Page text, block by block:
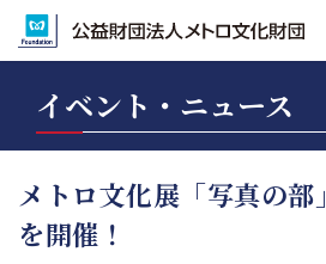
イベント・ニュース
メトロ文化展「写真の部
を開催！